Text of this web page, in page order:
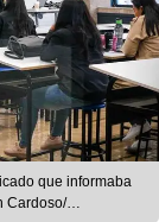
que informaba
Cardoso/